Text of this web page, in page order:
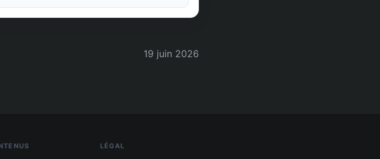
19 juin 2026
LÉGAL